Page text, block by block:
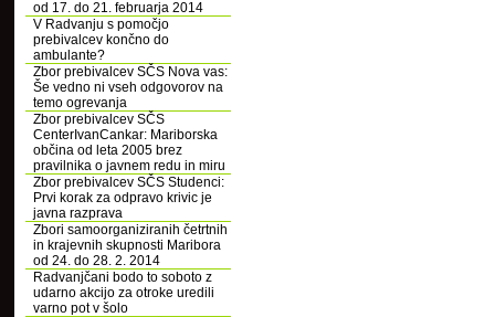
od 17. do 21. februarja 2014
V Radvanju s pomočjo
prebivalcev končno do
ambulante?
Zbor prebivalcev SČS Nova vas:
Še vedno ni vseh odgovorov na
temo ogrevanja
Zbor prebivalcev SČS
CenterIvanCankar: Mariborska
občina od leta 2005 brez
pravilnika o javnem redu in miru
Zbor prebivalcev SČS Studenci:
Prvi korak za odpravo krivic je
javna razprava
Zbori samoorganiziranih četrtnih
in krajevnih skupnosti Maribora
od 24. do 28. 2. 2014
Radvanjčani bodo to soboto z
udarno akcijo za otroke uredili
varno pot v šolo